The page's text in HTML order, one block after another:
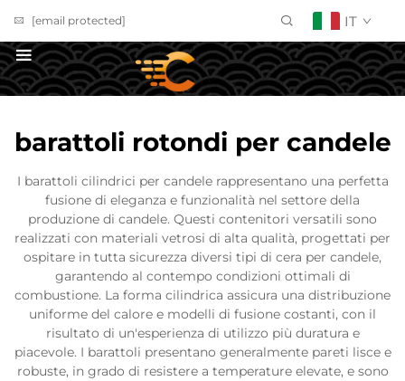
[email protected] IT
barattoli rotondi per candele
I barattoli cilindrici per candele rappresentano una perfetta
fusione di eleganza e funzionalità nel settore della
produzione di candele. Questi contenitori versatili sono
realizzati con materiali vetrosi di alta qualità, progettati per
ospitare in tutta sicurezza diversi tipi di cera per candele,
garantendo al contempo condizioni ottimali di
combustione. La forma cilindrica assicura una distribuzione
uniforme del calore e modelli di fusione costanti, con il
risultato di un'esperienza di utilizzo più duratura e
piacevole. I barattoli presentano generalmente pareti lisce e
robuste, in grado di resistere a temperature elevate, e sono